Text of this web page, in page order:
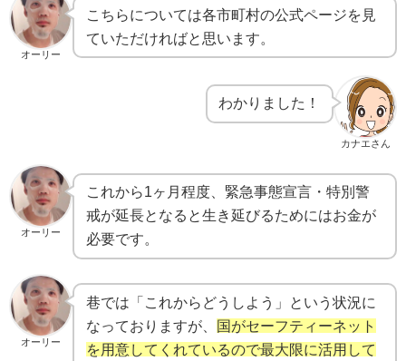
オーリー
こちらについては各市町村の公式ページを見
ていただければと思います。
カナエさん
わかりました！
オーリー
これから1ヶ月程度、緊急事態宣言・特別警
戒が延長となると生き延びるためにはお金が
必要です。
オーリー
巷では「これからどうしよう」という状況に
なっておりますが、 国がセーフティーネット
を用意してくれているので最大限に活用して